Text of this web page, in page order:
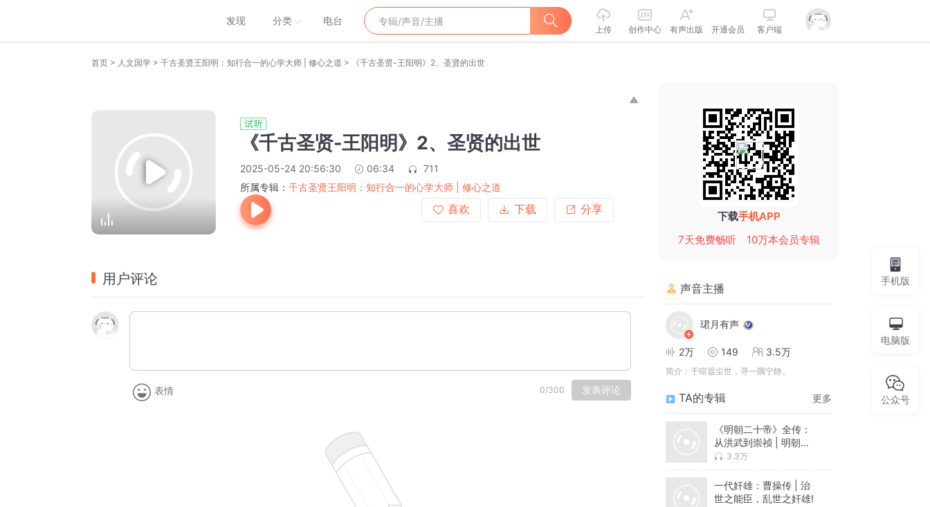
发现 分类 电台
上传 创作中心 有声出版 开通会员 客户端
首页 > 人文国学 > 千古圣贤王阳明：知行合一的心学大师 | 修心之道 > 《千古圣贤-王阳明》2、圣贤的出世
《千古圣贤-王阳明》2、圣贤的出世
2025-05-24 20:56:30 06:34
711
所属专辑： 千古圣贤王阳明：知行合一的心学大师 | 修心之道
喜欢
下载 分享
用户评论
表情 0/300 发表评论
下载手机APP
7天免费畅听
10万本会员专辑
声音主播
珺月有声
2万 149 3.5万
简介： 于喧嚣尘世，寻一隅宁静。
TA的专辑 更多
《明朝二十帝》全传：
从洪武到崇祯 | 明朝那
些事儿
3.3万
一代奸雄：曹操传 | 治
世之能臣，乱世之奸雄!
手机版
电脑版
公众号